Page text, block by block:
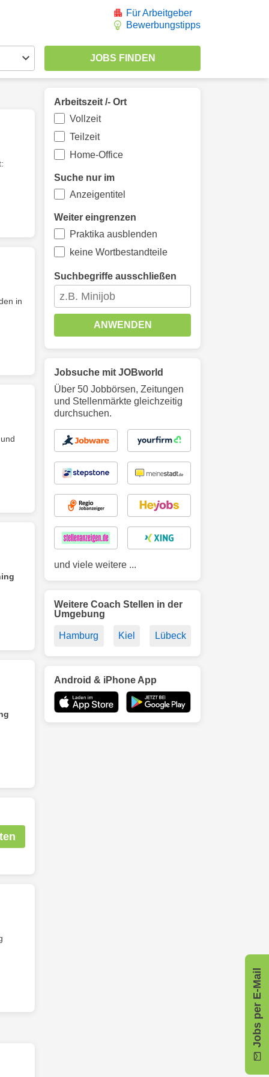
Für Arbeitgeber
Bewerbungstipps
in
Jobs per E-Mail
Arbeitszeit /- Ort
Vollzeit
Teilzeit
Home-Office
Suche nur im
Anzeigentitel
Weiter eingrenzen
Praktika ausblenden
keine Wortbestandteile
Suchbegriffe ausschließen
ANWENDEN
Jobsuche mit JOBworld
Über 50 Jobbörsen, Zeitungen
und Stellenmärkte gleichzeitig
durchsuchen.
und viele weitere ...
Weitere Coach Stellen in der
Umgebung
Hamburg Kiel Lübeck
Android & iPhone App